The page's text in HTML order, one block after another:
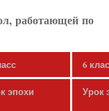
работающей по
6
эпохи Урок